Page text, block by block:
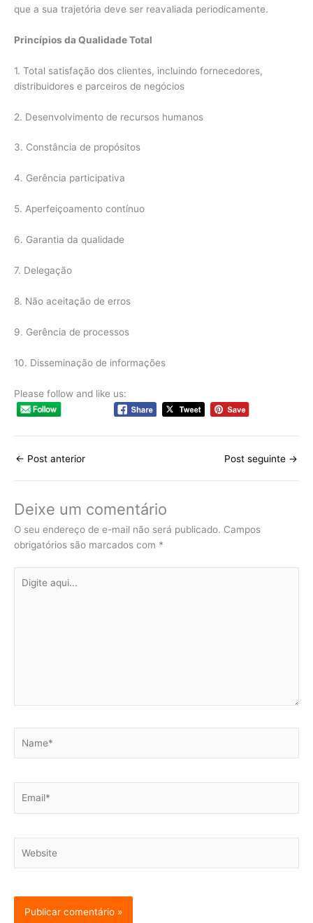
que a sua trajetória deve ser reavaliada periodicamente.
Princípios da Qualidade Total
1. Total satisfação dos clientes, incluindo fornecedores,
distribuidores e parceiros de negócios
2. Desenvolvimento de recursos humanos
3. Constância de propósitos
4. Gerência participativa
5. Aperfeiçoamento contínuo
6. Garantia da qualidade
7. Delegação
8. Não aceitação de erros
9. Gerência de processos
10. Disseminação de informações
Please follow and like us:
← Post anterior Post seguinte →
Deixe um comentário
O seu endereço de e-mail não será publicado. Campos
obrigatórios são marcados com *
aqui...